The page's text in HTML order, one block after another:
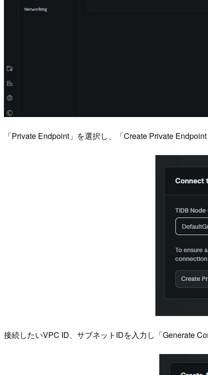
「Private Endpoint」を選択し、「Create Private
接続したいVPC ID、サブネットIDを入力し「Generate